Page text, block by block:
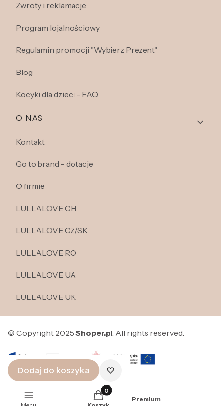
Zwroty i reklamacje
Program lojalnościowy
Regulamin promocji "Wybierz Prezent"
Blog
Kocyki dla dzieci - FAQ
O NAS
Kontakt
Go to brand - dotacje
O firmie
LULLALOVE CH
LULLALOVE CZ/SK
LULLALOVE RO
LULLALOVE UA
LULLALOVE UK
© Copyright 2025 Shoper.pl. All rights reserved.
Sklep internetowy Shoper Premium
Dodaj do koszyka
Produkty w koszyku: 0. Zobacz